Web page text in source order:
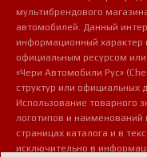
мультибрендового
автомобилей. Данный
информационный характер
официальным ресурсом
«Чери Автомобили Рус»
структур или официальных
Использование товарного
логотипов и
страницах каталога и в
исключительно в